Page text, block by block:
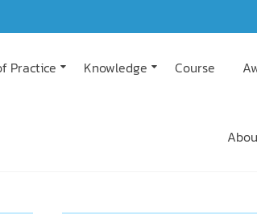
Practice Knowledge Course